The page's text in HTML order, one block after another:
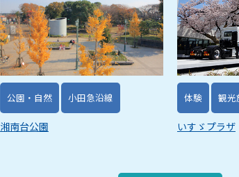
公園・自然 小田急沿線
湘南台公園
体験 観光
いすゞプラザ